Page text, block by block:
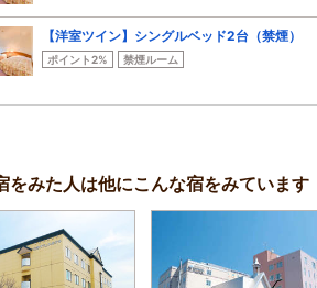
【洋室ツイン】シングルベッド2台（禁煙）
ポイント2% 禁煙ルーム
をみた人は他にこんな宿をみています